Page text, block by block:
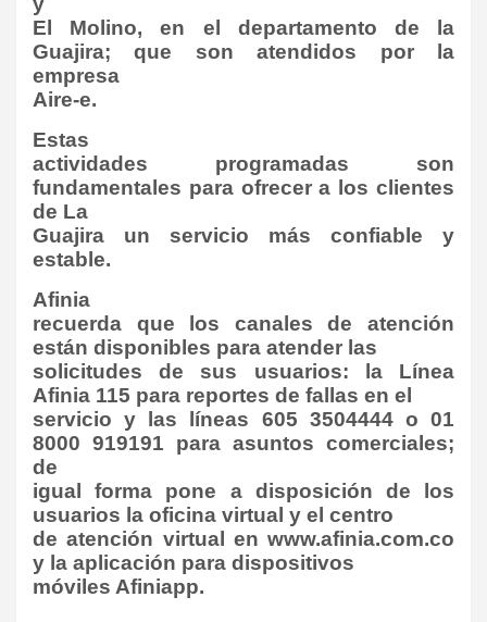
El Molino, en el departamento de la
Guajira; que son atendidos por la
empresa
Aire-e.
Estas
actividades programadas son
fundamentales para ofrecer a los clientes
de La
Guajira un servicio más confiable y
estable.
Afinia
recuerda que los canales de atención
están disponibles para atender las
solicitudes de sus usuarios: la Línea
Afinia 115 para reportes de fallas en el
servicio y las líneas 605 3504444 o 01
8000 919191 para asuntos comerciales;
de
igual forma pone a disposición de los
usuarios la oficina virtual y el centro
de atención virtual en www.afinia.com.co
y la aplicación para dispositivos
móviles Afiniapp.